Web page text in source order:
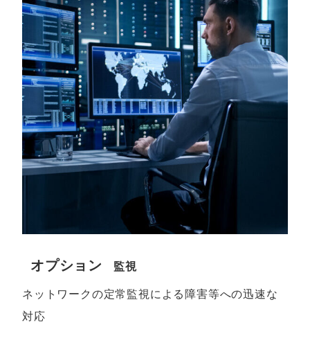
オプション 監視
ネットワークの定常監視による障害等への迅速な
対応